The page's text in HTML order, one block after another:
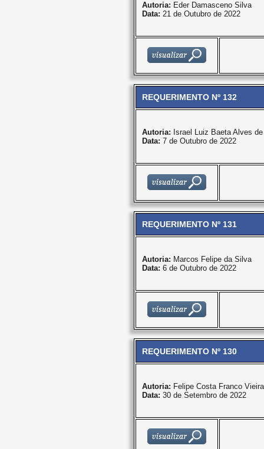
Autoria: Eder Damasceno Silva
Data: 21 de Outubro de 2022
REQUERIMENTO Nº 132
Autoria: Israel Luiz Baeta Alves
Data: 7 de Outubro de 2022
REQUERIMENTO Nº 131
Autoria: Marcos Felipe da Silva
Data: 6 de Outubro de 2022
REQUERIMENTO Nº 130
Autoria: Felipe Costa Franco Vieira
Data: 30 de Setembro de 2022